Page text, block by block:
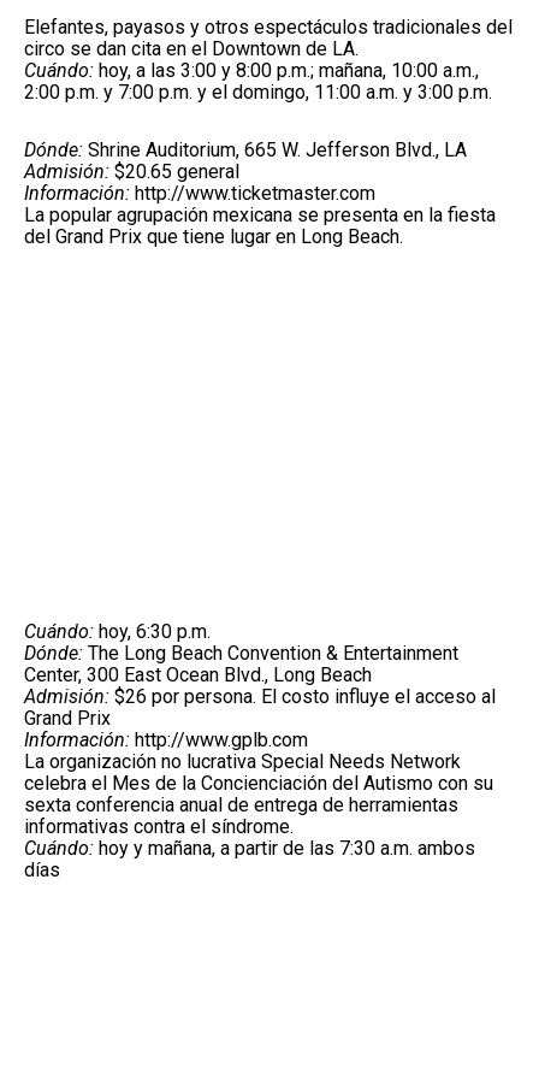
Elefantes, payasos y otros espectáculos tradicionales del
circo se dan cita en el Downtown de LA.
Cuándo: hoy, a las 3:00 y 8:00 p.m.; mañana, 10:00 a.m.,
2:00 p.m. y 7:00 p.m. y el domingo, 11:00 a.m. y 3:00 p.m.
Dónde: Shrine Auditorium, 665 W. Jefferson Blvd., LA
Admisión: $20.65 general
Información: http://www.ticketmaster.com
La popular agrupación mexicana se presenta en la fiesta
del Grand Prix que tiene lugar en Long Beach.
Cuándo: hoy, 6:30 p.m.
Dónde: The Long Beach Convention & Entertainment
Center, 300 East Ocean Blvd., Long Beach
Admisión: $26 por persona. El costo influye el acceso al
Grand Prix
Información: http://www.gplb.com
La organización no lucrativa Special Needs Network
celebra el Mes de la Concienciación del Autismo con su
sexta conferencia anual de entrega de herramientas
informativas contra el síndrome.
Cuándo: hoy y mañana, a partir de las 7:30 a.m. ambos
días